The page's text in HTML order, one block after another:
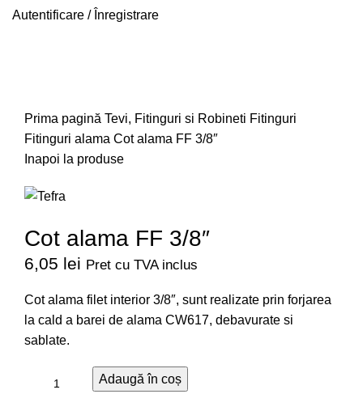
Autentificare / Înregistrare
Prima pagină Tevi, Fitinguri si Robineti Fitinguri
Fitinguri alama Cot alama FF 3/8″
Inapoi la produse
Cot alama FF 3/8″
6,05 lei Pret cu TVA inclus
Cot alama filet interior 3/8″, sunt realizate prin forjarea
la cald a barei de alama CW617, debavurate si
sablate.
Adaugă în coș